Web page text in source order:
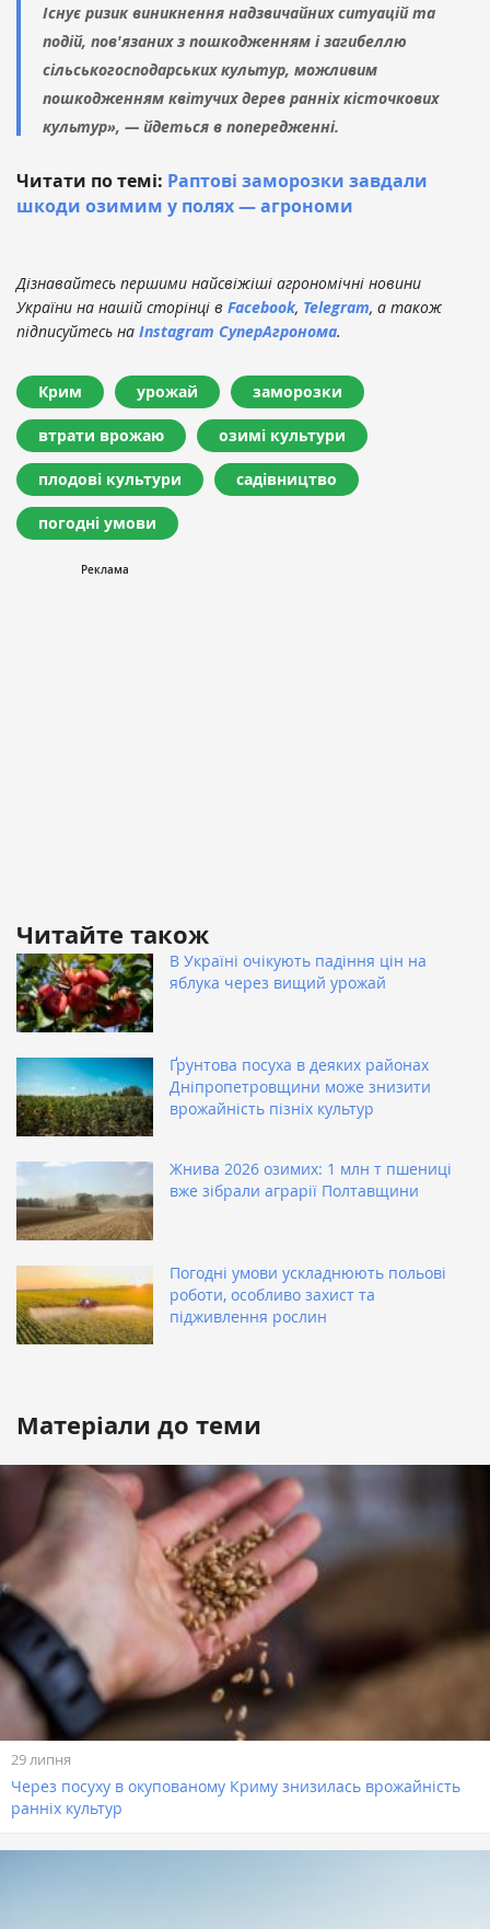
Існує ризик виникнення надзвичайних ситуацій та
подій, пов'язаних з пошкодженням і загибеллю
сільськогосподарських культур, можливим
пошкодженням квітучих дерев ранніх кісточкових
культур», — йдеться в попередженні.
Читати по темі: Раптові заморозки завдали
шкоди озимим у полях — агрономи
Дізнавайтесь першими найсвіжіші агрономічні новини
України на нашій сторінці в Facebook, Telegram, а також
підписуйтесь на Instagram СуперАгронома.
Крим урожай заморозки
втрати врожаю озимі культури
плодові культури садівництво
погодні умови
Читайте також
В Україні очікують падіння цін на
яблука через вищий урожай
Ґрунтова посуха в деяких районах
Дніпропетровщини може знизити
врожайність пізніх культур
Жнива 2026 озимих: 1 млн т пшениці
вже зібрали аграрії Полтавщини
Погодні умови ускладнюють польові
роботи, особливо захист та
підживлення рослин
Матеріали до теми
29 липня
Через посуху в окупованому Криму знизилась врожайність
ранніх культур